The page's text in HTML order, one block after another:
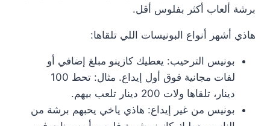
برشة ألعاب أكثر بفلوس أقل.
هاذي أشهر أنواع البونيسات اللي تلقاها:
بونيس الترحيب: يعطيك كازينو مبلغ إضافي أو
لفات مجانية فوق أول إيداع. مثال: تحط 100
دينار، تلقاها ولات 200 دينار تلعب بيهم.
بونيس من غير إيداع: هاذي ياخي يحبهم برشة من